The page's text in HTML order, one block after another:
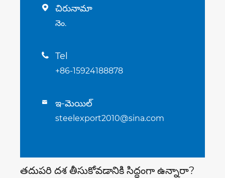
 చిరునామా
నెం.
 Tel
+86-15924188878
 ఇ-మెయిల్
steelexport2010@sina.com
తదుపరి దశ తీసుకోవడానికి సిద్ధంగా ఉన్నారా?